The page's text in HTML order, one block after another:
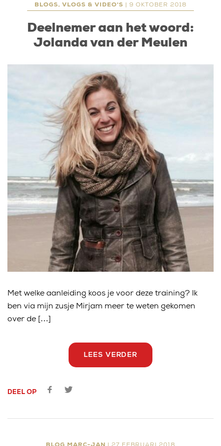
BLOGS, VLOGS & VIDEO'S | 9 OKTOBER 2018
Deelnemer aan het woord:
Jolanda van der Meulen
Met welke aanleiding koos je voor deze training? Ik
ben via mijn zusje Mirjam meer te weten gekomen
over de […]
LEES VERDER
DEEL OP